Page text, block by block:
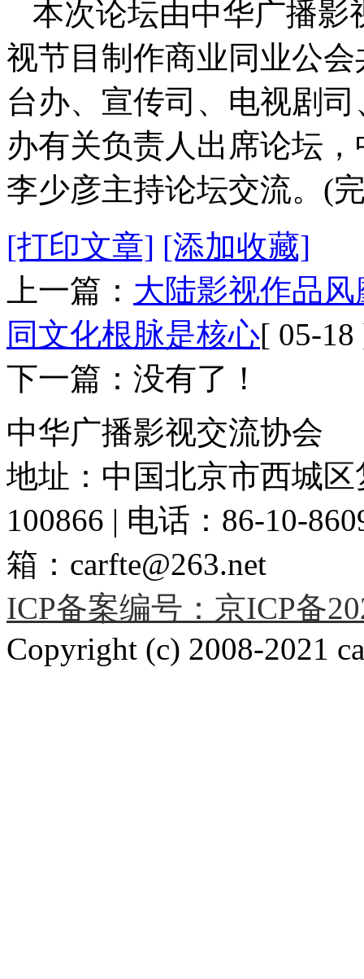
本次论坛由中华广播影
视节目制作商业同业公
台办、宣传司、电视剧
办有关负责人出席论坛
李少彦主持论坛交流。(
[打印文章] [添加收藏]
上一篇： 大陆影视作品
同文化根脉是核心[ 05-18
下一篇：没有了！
中华广播影视交流协会
地址：中国北京市西城
100866 | 电话：86-10-
箱：carfte@263.net
ICP备案编号：京ICP备
Copyright (c) 2008-2021